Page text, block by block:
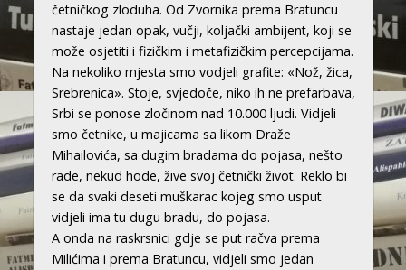
četničkog zloduha. Od Zvornika prema Bratuncu
nastaje jedan opak, vučji, koljački ambijent, koji se
može osjetiti i fizičkim i metafizičkim percepcijama.
Na nekoliko mjesta smo vodjeli grafite: «Nož, žica,
Srebrenica». Stoje, svjedoče, niko ih ne prefarbava,
Srbi se ponose zločinom nad 10.000 ljudi. Vidjeli
smo četnike, u majicama sa likom Draže
Mihailovića, sa dugim bradama do pojasa, nešto
rade, nekud hode, žive svoj četnički život. Reklo bi
se da svaki deseti muškarac kojeg smo usput
vidjeli ima tu dugu bradu, do pojasa.
A onda na raskrsnici gdje se put račva prema
Milićima i prema Bratuncu, vidjeli smo jedan